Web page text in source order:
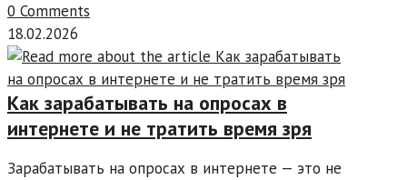
0 Comments
18.02.2026
Как зарабатывать на опросах в
интернете и не тратить время зря
Зарабатывать на опросах в интернете — это не